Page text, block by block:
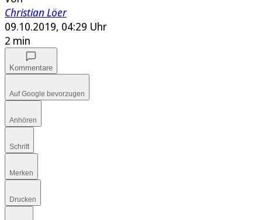
Christian Löer
09.10.2019, 04:29 Uhr
2 min
Kommentare
Auf Google bevorzugen
Anhören
Schrift
Merken
Drucken